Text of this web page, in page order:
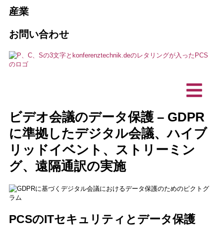
メンテナンスとサービス
バリアフリー・コミュニケーション
プマイク
ビジョン, 持続可能性
ニュース
産業
お問い合わせ
ビデオ会議のデータ保護 – GDPR
に準拠したデジタル会議、ハイブ
リッドイベント、ストリーミン
グ、遠隔通訳の実施
PCSのITセキュリティとデータ保護